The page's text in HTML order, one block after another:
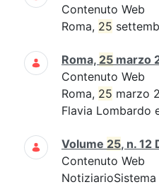
Contenuto Web
Roma, 25
Roma, 25 marzo
Contenuto Web
Roma, 25 marzo
Flavia Lombardo
Volume 25, n. 12
Contenuto Web